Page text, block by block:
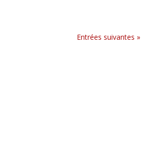
Entrées suivantes »